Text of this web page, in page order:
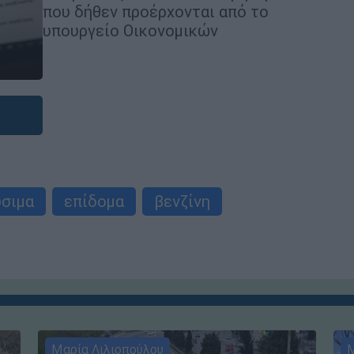
που δήθεν προέρχονται από το
υπουργείο Οικονομικών
επίδομα
βενζίνη
Μαρία Λιλιοπούλου